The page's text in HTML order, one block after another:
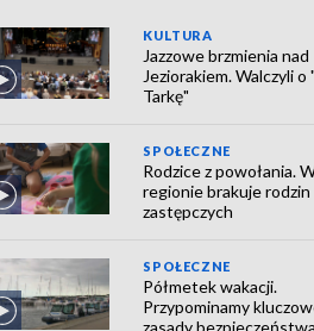
KULTURA
Jazzowe brzmienia nad
Jeziorakiem. Walczyli o
Tarkę"
SPOŁECZNE
Rodzice z powołania.
regionie brakuje rodzin
zastępczych
SPOŁECZNE
Półmetek wakacji.
Przypominamy
zasady